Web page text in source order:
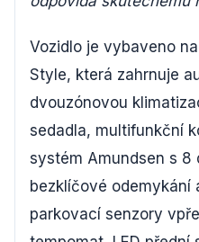
Vozidlo je vybaveno
Style, která zahrnuje
dvouzónovou
sedadla, multifunkční
systém Amundsen s 8
bezklíčové odemykání
parkovací senzory